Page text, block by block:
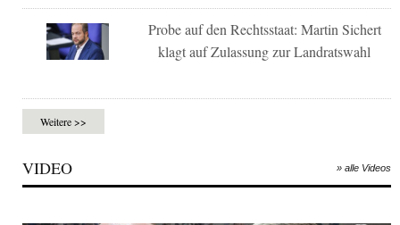
Probe auf den Rechtsstaat: Martin Sichert
klagt auf Zulassung zur Landratswahl
Weitere >>
VIDEO » alle Videos